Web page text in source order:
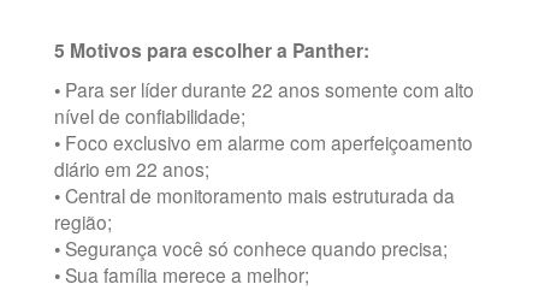
5 Motivos para escolher a Panther:
• Para ser líder durante 22 anos somente com alto
nível de confiabilidade;
• Foco exclusivo em alarme com aperfeiçoamento
diário em 22 anos;
• Central de monitoramento mais estruturada da
região;
• Segurança você só conhece quando precisa;
• Sua família merece a melhor;